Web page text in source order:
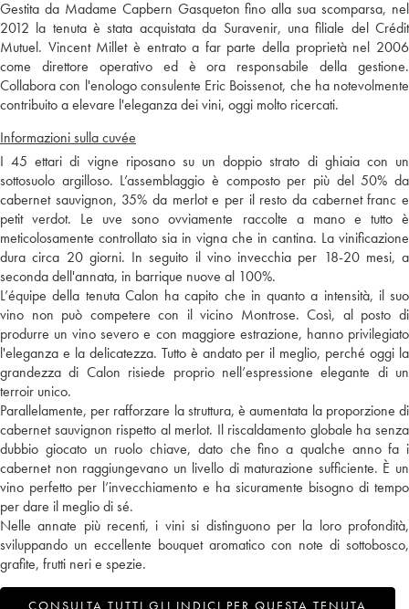
Gestita da Madame Capbern Gasqueton fino alla sua scomparsa, nel
2012 la tenuta è stata acquistata da Suravenir, una filiale del Crédit
Mutuel. Vincent Millet è entrato a far parte della proprietà nel 2006
come direttore operativo ed è ora responsabile della gestione.
Collabora con l'enologo consulente Eric Boissenot, che ha notevolmente
contribuito a elevare l'eleganza dei vini, oggi molto ricercati.
Informazioni sulla cuvée
I 45 ettari di vigne riposano su un doppio strato di ghiaia con un
sottosuolo argilloso. L’assemblaggio è composto per più del 50% da
cabernet sauvignon, 35% da merlot e per il resto da cabernet franc e
petit verdot. Le uve sono ovviamente raccolte a mano e tutto è
meticolosamente controllato sia in vigna che in cantina. La vinificazione
dura circa 20 giorni. In seguito il vino invecchia per 18-20 mesi, a
seconda dell'annata, in barrique nuove al 100%.
L’équipe della tenuta Calon ha capito che in quanto a intensità, il suo
vino non può competere con il vicino Montrose. Così, al posto di
produrre un vino severo e con maggiore estrazione, hanno privilegiato
l'eleganza e la delicatezza. Tutto è andato per il meglio, perché oggi la
grandezza di Calon risiede proprio nell’espressione elegante di un
terroir unico.
Parallelamente, per rafforzare la struttura, è aumentata la proporzione di
cabernet sauvignon rispetto al merlot. Il riscaldamento globale ha senza
dubbio giocato un ruolo chiave, dato che fino a qualche anno fa i
cabernet non raggiungevano un livello di maturazione sufficiente. È un
vino perfetto per l’invecchiamento e ha sicuramente bisogno di tempo
per dare il meglio di sé.
Nelle annate più recenti, i vini si distinguono per la loro profondità,
sviluppando un eccellente bouquet aromatico con note di sottobosco,
grafite, frutti neri e spezie.
CONSULTA TUTTI GLI INDICI PER QUESTA TENUTA